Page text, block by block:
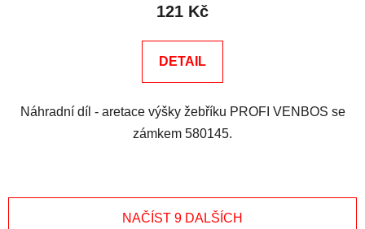
121 Kč
DETAIL
Náhradní díl - aretace výšky žebříku PROFI VENBOS se
zámkem 580145.
NAČÍST 9 DALŠÍCH